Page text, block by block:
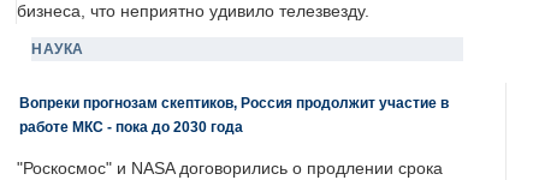
бизнеса, что неприятно удивило телезвезду.
НАУКА
Вопреки прогнозам скептиков, Россия продолжит участие в
работе МКС - пока до 2030 года
"Роскосмос" и NASA договорились о продлении срока